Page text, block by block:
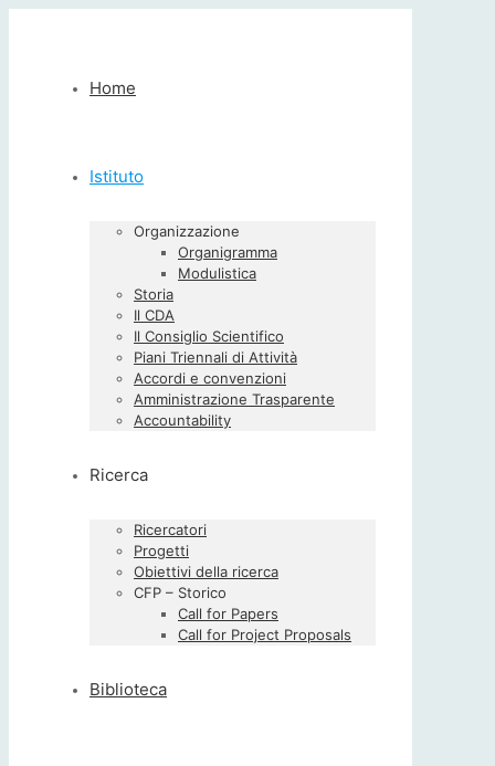
Home
Istituto
Organizzazione
Organigramma
Modulistica
Storia
Il CDA
Il Consiglio Scientifico
Piani Triennali di Attività
Accordi e convenzioni
Amministrazione Trasparente
Accountability
Ricerca
Ricercatori
Progetti
Obiettivi della ricerca
CFP – Storico
Call for Papers
Call for Project Proposals
Biblioteca